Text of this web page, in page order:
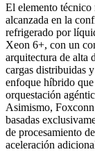
El elemento técnico
alcanzada en la
refrigerado por
Xeon 6+, con un
arquitectura de alta
cargas distribuidas
enfoque híbrido
orquestación
Asimismo,
basadas
de procesamiento
aceleración